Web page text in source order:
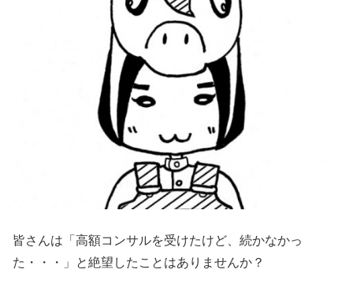
皆さんは「高額コンサルを受けたけど、続かなかっ
た・・・」と絶望したことはありませんか？